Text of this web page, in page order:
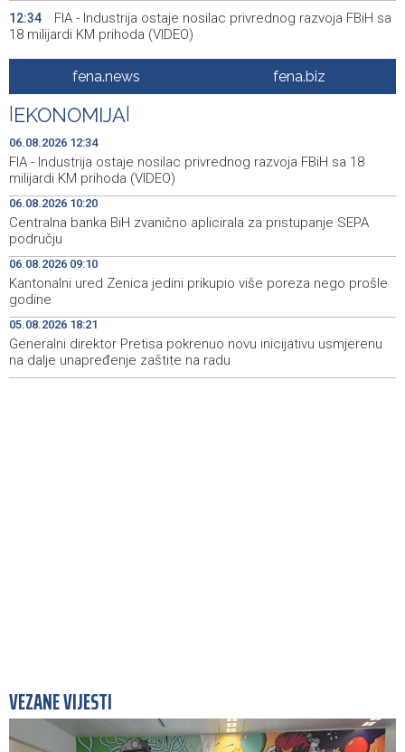
12:34
FIA - Industrija ostaje nosilac privrednog razvoja FBiH sa
18 milijardi KM prihoda (VIDEO)
U Srbiji i Njemačkoj uhapšeni osumnjičeni za
krijumčarenje više od 900 migranata
12:27
Forto: Professional drivers can no longer wait – We
have offered a workable solution to the EU
12:27
Njemačka uhapsila Ukrajinca zbog sumnje za špijunažu
proizvođača oružja
12:21
Nastavljena saradnja Općine Novi Grad i Sarajevo Film
Festivala, potpisan ugovor
12:03
Europol: U Srbiji i Njemačkoj uhićeni krijumčari migranata
iz Sirije
12:03
Čelik kompaktnom igrom u odbrani i tranzicijom želi
iznenaditi Zrinjski
fena.news fena.biz
EKONOMIJA
06.08.2026 12:34
FIA - Industrija ostaje nosilac privrednog razvoja FBiH sa 18
milijardi KM prihoda (VIDEO)
06.08.2026 10:20
Centralna banka BiH zvanično aplicirala za pristupanje SEPA
području
06.08.2026 09:10
Kantonalni ured Zenica jedini prikupio više poreza nego prošle
godine
05.08.2026 18:21
Generalni direktor Pretisa pokrenuo novu inicijativu usmjerenu
na dalje unapređenje zaštite na radu
VEZANE VIJESTI